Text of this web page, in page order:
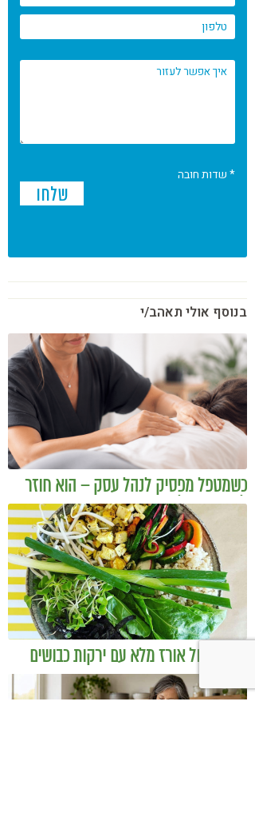
* שדות חובה
בנוסף אולי תאהב/י
כשמטפל מפסיק לנהל עסק – הוא חוזר
להיות מטפל
בודהה בול אורז מלא עם ירקות כבושים
ומקושקשת טופו